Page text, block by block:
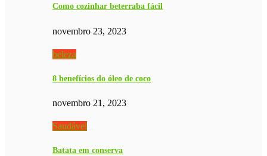
Como cozinhar beterraba fácil
novembro 23, 2023
beleza
8 benefícios do óleo de coco
novembro 21, 2023
Saudável
Batata em conserva